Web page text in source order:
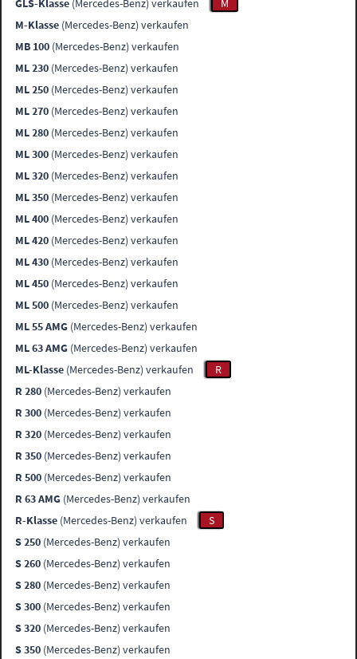
GLS-Klasse (Mercedes-Benz) verkaufen
M
M-Klasse (Mercedes-Benz) verkaufen
MB 100 (Mercedes-Benz) verkaufen
ML 230 (Mercedes-Benz) verkaufen
ML 250 (Mercedes-Benz) verkaufen
ML 270 (Mercedes-Benz) verkaufen
ML 280 (Mercedes-Benz) verkaufen
ML 300 (Mercedes-Benz) verkaufen
ML 320 (Mercedes-Benz) verkaufen
ML 350 (Mercedes-Benz) verkaufen
ML 400 (Mercedes-Benz) verkaufen
ML 420 (Mercedes-Benz) verkaufen
ML 430 (Mercedes-Benz) verkaufen
ML 450 (Mercedes-Benz) verkaufen
ML 500 (Mercedes-Benz) verkaufen
ML 55 AMG (Mercedes-Benz) verkaufen
ML 63 AMG (Mercedes-Benz) verkaufen
ML-Klasse (Mercedes-Benz) verkaufen
R
R 280 (Mercedes-Benz) verkaufen
R 300 (Mercedes-Benz) verkaufen
R 320 (Mercedes-Benz) verkaufen
R 350 (Mercedes-Benz) verkaufen
R 500 (Mercedes-Benz) verkaufen
R 63 AMG (Mercedes-Benz) verkaufen
R-Klasse (Mercedes-Benz) verkaufen
S
S 250 (Mercedes-Benz) verkaufen
S 260 (Mercedes-Benz) verkaufen
S 280 (Mercedes-Benz) verkaufen
S 300 (Mercedes-Benz) verkaufen
S 320 (Mercedes-Benz) verkaufen
S 350 (Mercedes-Benz) verkaufen